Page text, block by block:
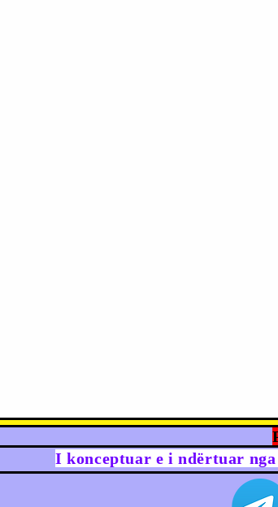
I konceptuar e i ndërtuar